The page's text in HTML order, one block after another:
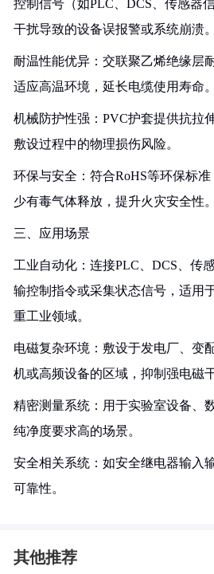
控制信号（如PLC、DCS、传感器
干扰导致的设备误报警或系统崩溃。
耐温性能优异：交联聚乙烯绝缘层
适应高温环境，延长电缆使用寿命。
机械防护性强：PVC护套提供抗拉
敷设过程中的物理损伤风险。
环保与安全：符合RoHS等环保标
少有毒气体释放，提升火灾安全性。
三、应用场景
工业自动化：连接PLC、DCS、传
输控制指令或采集状态信号，适用
重工业领域。
电磁复杂环境：敷设于发电厂、变
机或高频设备的区域，抑制强电磁干
精密测量系统：用于实验室设备、
纯净度要求高的场景。
安全相关系统：如安全继电器输入
可靠性。
其他推荐